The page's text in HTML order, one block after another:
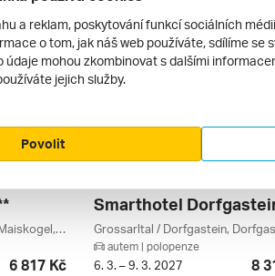
9 950 Kč
autem | polopenze
6. 3. – 9. 3. 2027 6
Zeller See, Schmittenhöhe, Maiskogel, Kitzsteinhorn Gletscher (ledovec), Bruck An Der Grossglocknerstrasse, Zell Am See, Salcbursko, Rakouské Ledovce, Rakouská Jezera, Kaprun / Zell Am See, Rakousko
6 817 Kč
Smarthotel
autem | polopenze
6. 3. – 9. 3. 2027 8
a reklam, poskytování funkcí sociálních
o tom, jak náš web používáte, sdílíme se
údaje mohou zkombinovat s dalšími
jejich služby.
Povolit